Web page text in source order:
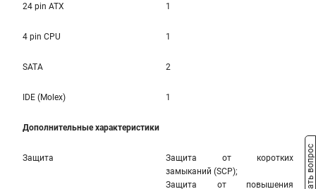
24 pin ATX 1
4 pin CPU 1
SATA 2
IDE (Molex) 1
Дополнительные характеристики
Защита
Защита от коротких
замыканий (SCP);
Защита от повышения
Задать вопрос